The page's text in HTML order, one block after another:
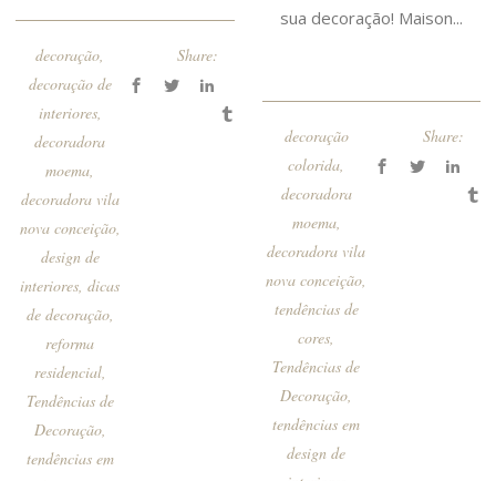
decoração,
decoração de
interiores,
decoradora
moema,
decoradora vila
nova conceição,
design de
interiores,dicas
de decoração,
reforma
residencial,
Tendências de
Decoração,
tendências em
Share:
sua decoração! Maison...
decoração
colorida
decoradora
moema,
decoradora vila
nova conceição
tendências de
cores
Tendências de
Decoração
tendências em
design de
Share: